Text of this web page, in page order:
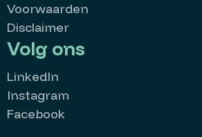
Voorwaarden
Disclaimer
Volg ons
LinkedIn
Instagram
Facebook